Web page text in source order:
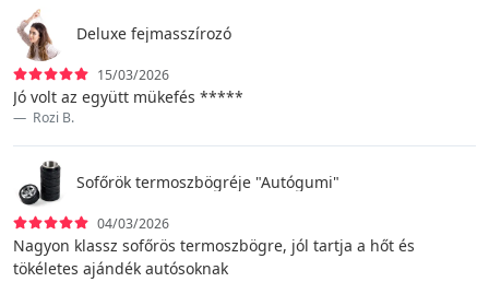
Deluxe fejmasszírozó
15/03/2026
Jó volt az együtt mükefés *****
Rozi B.
Sofőrök termoszbögréje "Autógumi"
04/03/2026
Nagyon klassz sofőrös termoszbögre, jól tartja a hőt és
tökéletes ajándék autósoknak